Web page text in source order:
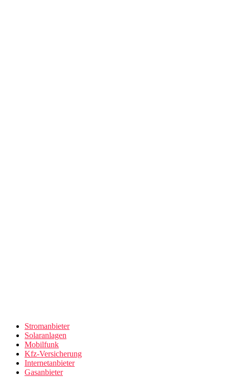
Stromanbieter
Solaranlagen
Mobilfunk
Kfz-Versicherung
Internetanbieter
Gasanbieter